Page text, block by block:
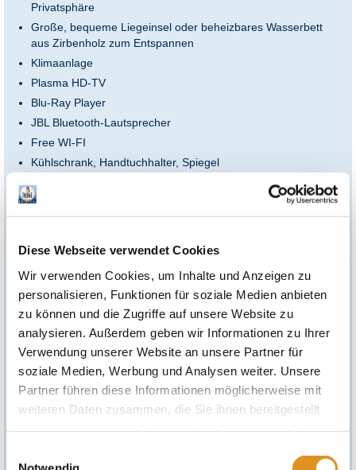
Diese Webseite verwendet Cookies
Wir verwenden Cookies, um Inhalte und Anzeigen zu
personalisieren, Funktionen für soziale Medien anbieten
zu können und die Zugriffe auf unsere Website zu
analysieren. Außerdem geben wir Informationen zu Ihrer
Verwendung unserer Website an unsere Partner für
soziale Medien, Werbung und Analysen weiter. Unsere
Partner führen diese Informationen möglicherweise mit
weiteren Daten zusammen, die Sie ihnen bereitgestellt
Cookies, wenn Sie unsere Webseite weiterhin nutzen.
Privatsphäre
Große, bequeme Liegeinsel oder beheizbares Wasserbett
aus Zirbenholz zum Entspannen
Klimaanlage
Plasma HD-TV
Blu-Ray Player
JBL Bluetooth-Lautsprecher
Free WI-FI
Kühlschrank, Handtuchhalter, Spiegel
Im Sommer mit eigenem Abschnitt am Key West Sandstrand
mit Sala und Hängematte
Inkludiert ist in diesem Gutschein ein „Alm Package“
Wie kann man den Gutschein einlösen?
Reserviere deinen Rückzugsort rechtzeitig unter
therme-
erding.de/therme-sauna/liegen-reservieren
*Einlösebedingungen:
Eintritt in die Therme Erding nicht inkludiert.
Es besteht eine Preisgarantie von 12 Monaten ab Kaufdatum für die
auf dem Gutschein aufgeführte Leistung. Nach Ablauf der
Preisgarantie kann vor Ort eine Zuzahlung für diese Leistung
erforderlich sein.
Leistung auch für andere Angebote der Gutscheinpartner bis zu
dem angegebenen EUR-Wert gemäß der zum Einlösezeitpunkt